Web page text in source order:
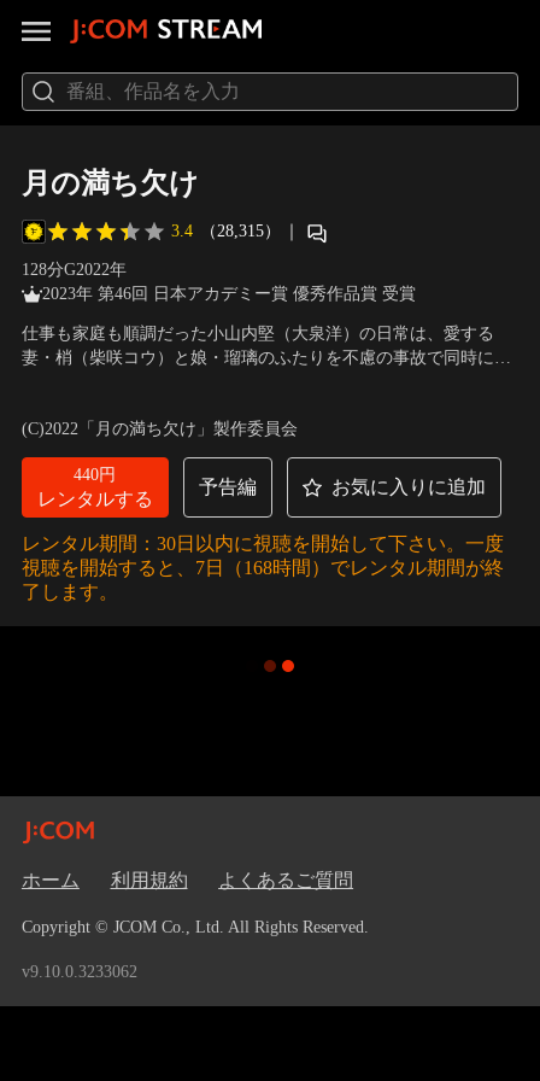
月の満ち欠け
3.4 （28,315） ｜
128分G2022年
2023年 第46回 日本アカデミー賞 優秀作品賞 受賞
仕事も家庭も順調だった小山内堅（大泉洋）の日常は、愛する
妻・梢（柴咲コウ）と娘・瑠璃のふたりを不慮の事故で同時に失
が面識のないはずの自分に会いに来ようとしていたこと…。
(C)2022「月の満ち欠け」製作委員会
440円
レンタルする
予告編 お気に入りに追加
レンタル期間：30日以内に視聴を開始して下さい。一度
視聴を開始すると、7日（168時間）でレンタル期間が終
了します。
ホーム 利用規約 よくあるご質問
Copyright © JCOM Co., Ltd. All Rights Reserved.
v9.10.0.3233062